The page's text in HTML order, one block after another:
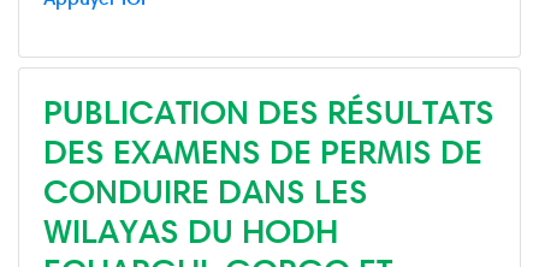
PUBLICATION DES RÉSULTATS
DES EXAMENS DE PERMIS DE
CONDUIRE DANS LES
WILAYAS DU HODH